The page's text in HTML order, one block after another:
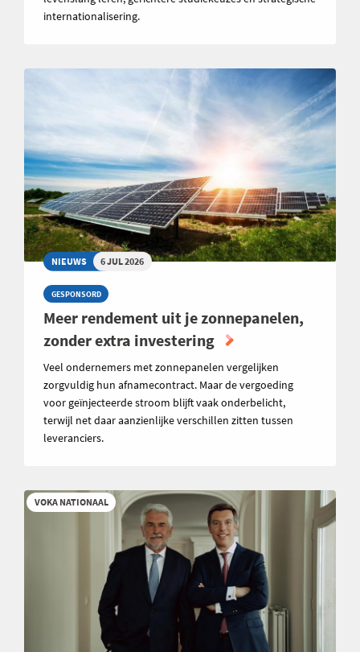
internationalisering.
NIEUWS 6 JUL 2026
GESPONSORD
Meer rendement uit je zonnepanelen,
zonder extra investering
Veel ondernemers met zonnepanelen vergelijken
zorgvuldig hun afnamecontract. Maar de vergoeding
voor geïnjecteerde stroom blijft vaak onderbelicht,
terwijl net daar aanzienlijke verschillen zitten tussen
leveranciers.
VOKA NATIONAAL